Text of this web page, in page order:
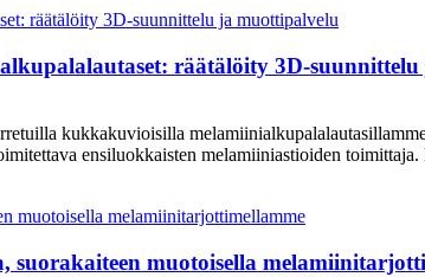
räätälöity 3D-
kukkakuvioisilla
ensiluokkaisten melamiiniastioiden
suorakaiteen muotoisella